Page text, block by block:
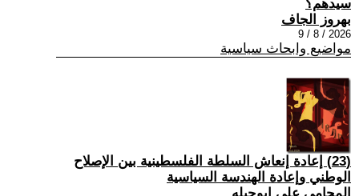
سيدهم؟
بهروز الجاف
2026 / 8 / 9
مواضيع وابحاث سياسية
(23) إعادة إنعاش السلطة الفلسطينية بين الإصلاح
الوطني وإعادة الهندسة السياسية